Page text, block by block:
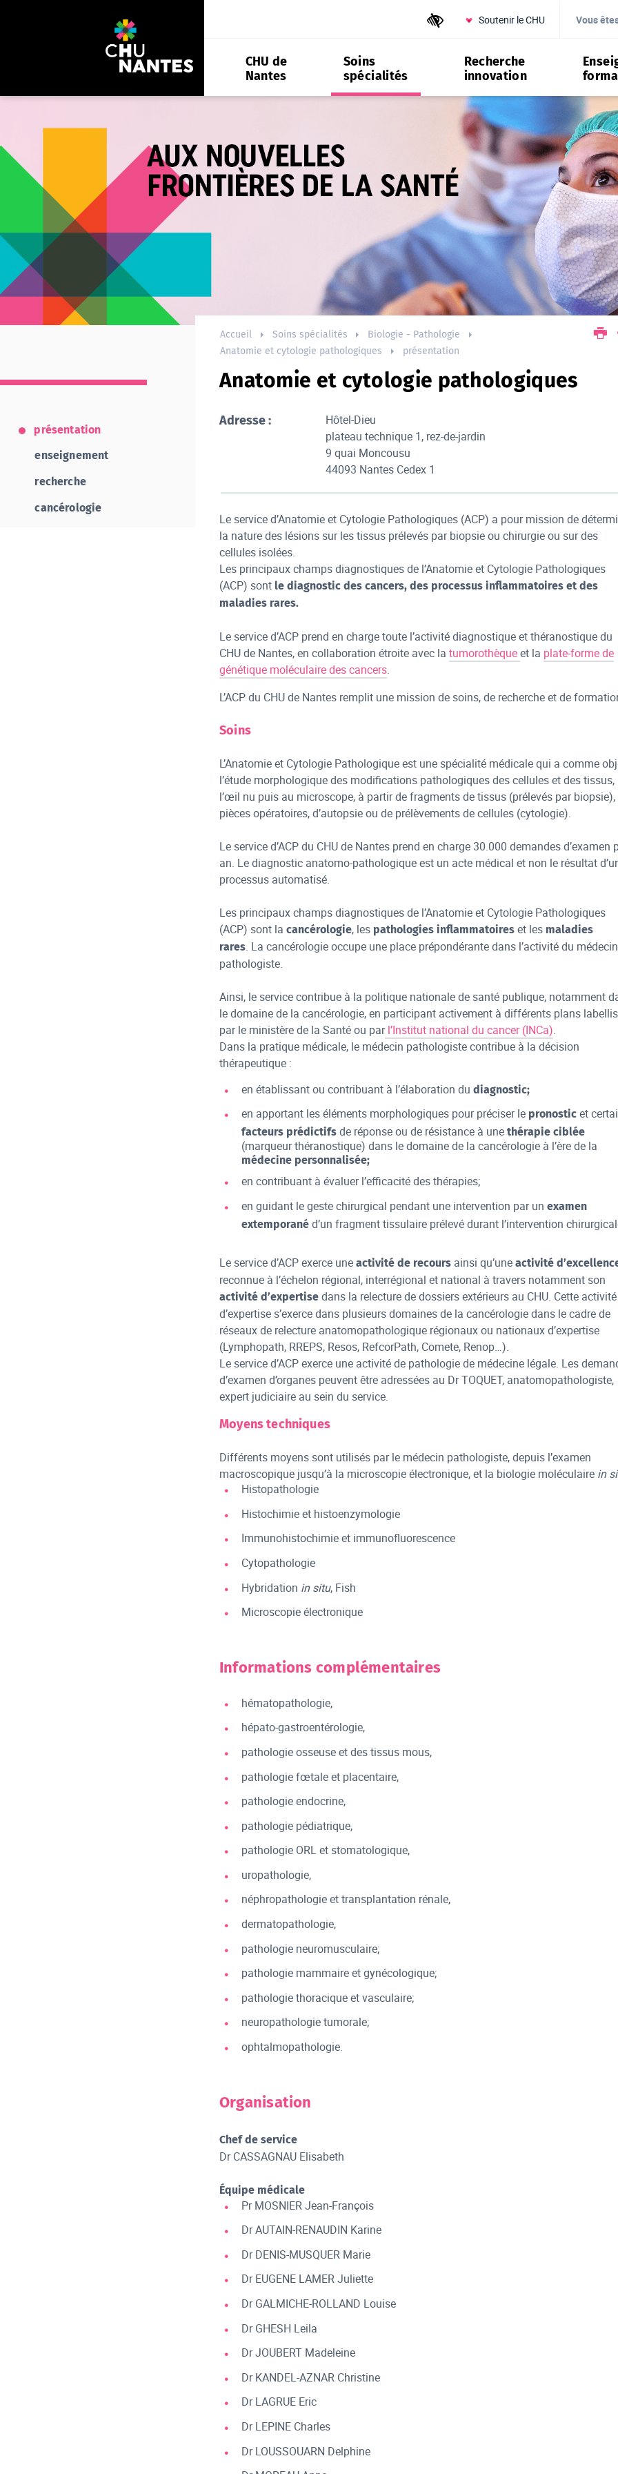
Outils d'accessibilité
Soutenir le CHU Vous
CHU de
Nantes
Soins
spécialités
Recherche
innovation
Accueil Soins spécialités
Biologie - Pathologie
Anatomie et cytologie pathologiques
présentation
Anatomie et cytologie pathologiques
Adresse :
Hôtel-Dieu
plateau technique 1, rez-de-jardin
9 quai Moncousu
44093 Nantes Cedex 1
Le service d’Anatomie et Cytologie Pathologiques (ACP) a pour mission de
la nature des lésions sur les tissus prélevés par biopsie ou chirurgie ou sur des
cellules isolées.
Les principaux champs diagnostiques de l’Anatomie et Cytologie Pathologiques
(ACP) sont le diagnostic des cancers, des processus inflammatoires et des
maladies rares.
Le service d’ACP prend en charge toute l’activité diagnostique et théranostique du
CHU de Nantes, en collaboration étroite avec la tumorothèqueet la plate-forme de
génétique moléculaire des cancers.
L’ACP du CHU de Nantes remplit une mission de soins, de recherche et de
Soins
L’Anatomie et Cytologie Pathologique est une spécialité médicale qui a comme
l’étude morphologique des modifications pathologiques des cellules et des tissus,
l’œil nu puis au microscope, à partir de fragments de tissus (prélevés par biopsie),
pièces opératoires, d’autopsie ou de prélèvements de cellules (cytologie).
Le service d’ACP du CHU de Nantes prend en charge 30.000 demandes d’examen
an. Le diagnostic anatomo-pathologique est un acte médical et non le résultat
processus automatisé.
Les principaux champs diagnostiques de l’Anatomie et Cytologie Pathologiques
(ACP) sont la cancérologie, les pathologies inflammatoireset les maladies
rares. La cancérologie occupe une place prépondérante dans l’activité du médecin
pathologiste.
Ainsi, le service contribue à la politique nationale de santé publique, notamment
le domaine de la cancérologie, en participant activement à différents plans
par le ministère de la Santé ou parl’Institut national du cancer (INCa).
Dans la pratique médicale, le médecin pathologiste contribue à la décision
thérapeutique :
en établissant ou contribuant à l’élaboration du diagnostic;
en apportant les éléments morphologiques pour préciser le pronostic et
facteurs prédictifsde réponse ou de résistance à une thérapie ciblée
(marqueur théranostique) dans le domaine de la cancérologie à l’ère de la
médecine personnalisée;
en contribuant à évaluer l’efficacité des thérapies;
en guidant le geste chirurgical pendant une intervention par un examen
extemporanéd’un fragment tissulaire prélevé durant l’intervention
Le service d’ACP exerce une activité de recoursainsi qu’une activité
reconnue à l’échelon régional, interrégional et national à travers notamment son
activité d’expertisedans la relecture de dossiers extérieurs au CHU. Cette activité
d’expertise s’exerce dans plusieurs domaines de la cancérologie dans le cadre de
réseaux de relecture anatomopathologique régionaux ou nationaux d’expertise
(Lymphopath, RREPS, Resos, RefcorPath, Comete, Renop…).
Le service d’ACP exerce une activité de pathologie de médecine légale. Les
d’examen d’organes peuvent être adressées au Dr TOQUET, anatomopathologiste,
expert judiciaire au sein du service.
Moyens techniques
Différents moyens sont utilisés par le médecin pathologiste, depuis l’examen
macroscopique jusqu’à la microscopie électronique, et la biologie moléculaire in
Histopathologie
Histochimie et histoenzymologie
Immunohistochimie et immunofluorescence
Cytopathologie
Hybridation in situ, Fish
Microscopie électronique
Informations complémentaires
hématopathologie,
hépato-gastroentérologie,
pathologie osseuse et des tissus mous,
pathologie fœtale et placentaire,
pathologie endocrine,
pathologie pédiatrique,
pathologie ORL et stomatologique,
uropathologie,
néphropathologie et transplantation rénale,
dermatopathologie,
pathologie neuromusculaire;
pathologie mammaire et gynécologique;
pathologie thoracique et vasculaire;
neuropathologie tumorale;
ophtalmopathologie.
Organisation
Chef de service
Dr CASSAGNAU Elisabeth
Équipe médicale
Pr MOSNIER Jean-François
Dr AUTAIN-RENAUDIN Karine
Dr DENIS-MUSQUER Marie
Dr EUGENE LAMER Juliette
Dr GALMICHE-ROLLAND Louise
Dr GHESH Leila
Dr JOUBERT Madeleine
Dr KANDEL-AZNAR Christine
Dr LAGRUE Eric
Dr LEPINE Charles
Dr LOUSSOUARN Delphine
présentation
enseignement
recherche
cancérologie